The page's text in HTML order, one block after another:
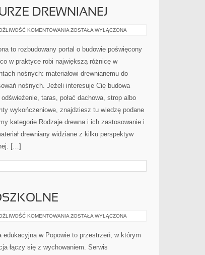
DREWNIANEJ
KOMENTOWANIA TRENDY
DREWNIANEJ
ZOSTAŁA WYŁĄCZONA
to rozbudowany portal o budowie poświęcony
w praktyce robi największą różnicę w
nośnych: materiałowi drewnianemu do
nośnych. Jeżeli interesuje Cię budowa
taras, połać dachowa, strop albo
wykończeniowe, znajdziesz tu wiedzę podane
kategorie Rodzaje drewna i ich zastosowanie i
drewniany widziane z kilku perspektyw
[…]
KOMENTOWANIA NAUCZANIE
ZOSTAŁA WYŁĄCZONA
edukacyjna w Popowie to przestrzeń, w którym
łączy się z wychowaniem. Serwis